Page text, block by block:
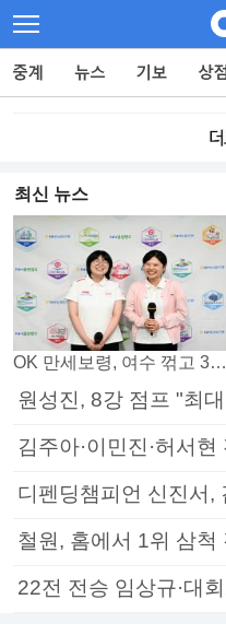
최신 뉴스
OK 만세보령, 여수 꺾고 3연패 탈출
원성진, 8강 점프 "최
디펜딩챔피언 신진서,
철원, 홈에서 1위 삼척